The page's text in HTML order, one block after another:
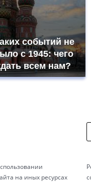
событий не
с 1945: чего
всем нам?
на иных ресурсах